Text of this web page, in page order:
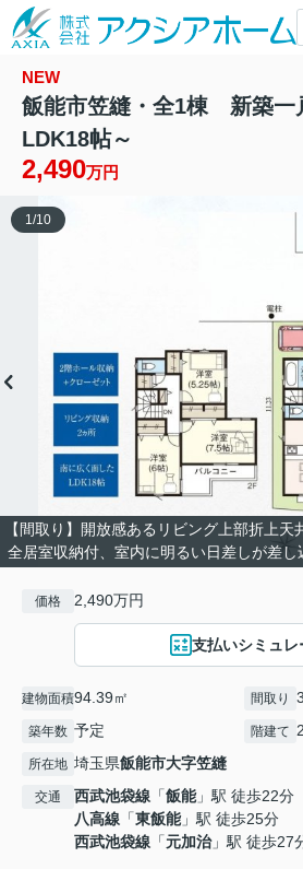
NEW
飯能市笠縫・全1棟 新築
LDK18帖～
2,490万円
【間取り】開放感あるリビング上部折上天
全居室収納付、室内に明るい日差しが差し
1/10
価格 2,490万円
支払いシミュレ
建物面積94.39㎡ 間取り
築年数 予定 階建て
所在地 埼玉県飯能市大字笠縫
交通 西武池袋線 「飯能」駅 徒歩22分
八高線 「東飯能」駅 徒歩25分
西武池袋線 「元加治」駅 徒歩27